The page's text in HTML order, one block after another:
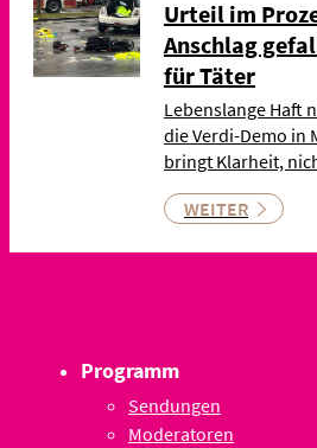
Urteil im
Anschlag
für Täter
Lebenslange Haft
die Verdi-Demo in
bringt Klarheit,
WEITER
Programm
Sendungen
Moderatoren